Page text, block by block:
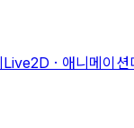
Live2D · 애니메이션